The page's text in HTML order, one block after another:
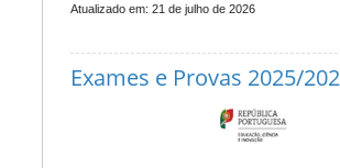
Atualizado em: 21 de julho de 2026
Exames e Provas 2025/